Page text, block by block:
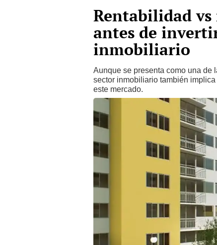
Rentabilidad vs
antes de
inmobiliario
Aunque se presenta como una de
sector inmobiliario también
este mercado.